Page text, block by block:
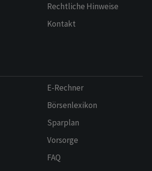
Rechtliche Hinweise
Kontakt
E-Rechner
Börsenlexikon
Sparplan
Vorsorge
FAQ